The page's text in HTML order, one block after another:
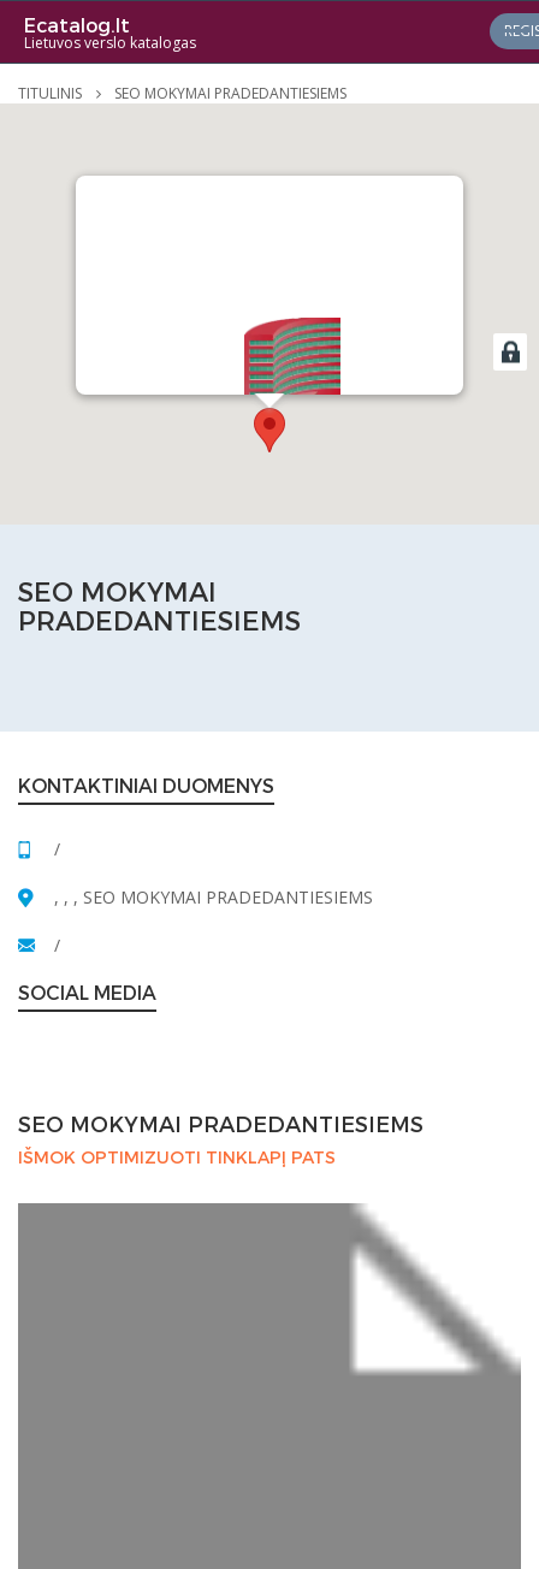
Ecatalog.lt
Lietuvos verslo katalogas
SEO MOKYMAI
TITULINIS SEO MOKYMAI PRADEDANTIESIEMS
SEO MOKYMAI
PRADEDANTIESIEMS
KONTAKTINIAI DUOMENYS
/
, , , SEO MOKYMAI PRADEDANTIESIEMS
/
SOCIAL MEDIA
SEO MOKYMAI PRADEDANTIESIEMS
IŠMOK OPTIMIZUOTI TINKLAPĮ PATS